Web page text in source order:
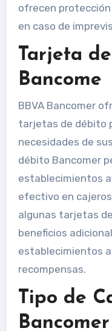
ofrecen
en caso de
Tarjeta
Bancome
BBVA Bancomer
tarjetas de débito
necesidades de
débito Bancomer
establecimientos
efectivo en
algunas tarjetas
beneficios
establecimientos
recompensas.
Tipo de
Bancomer